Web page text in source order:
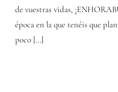
de vuestras vidas,
época en la que tenéis que
poco […]